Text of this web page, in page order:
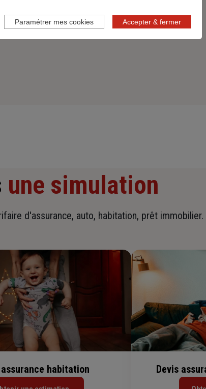
une simulation
d'assurance, auto, habitation, prêt immobilier.
assurance habitation Devis
Accepter & fermer
Paramétrer mes cookies